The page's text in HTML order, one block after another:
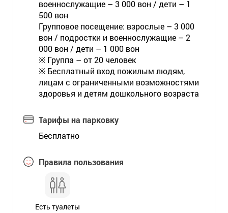
военнослужащие – 3 000 вон / дети – 1
500 вон
Групповое посещение: взрослые – 3 000
вон / подростки и военнослужащие – 2
000 вон / дети – 1 000 вон
※ Группа – от 20 человек
※ Бесплатный вход пожилым людям,
лицам с ограниченными возможностями
здоровья и детям дошкольного возраста
Тарифы на парковку
Бесплатно
Правила пользования
Есть туалеты